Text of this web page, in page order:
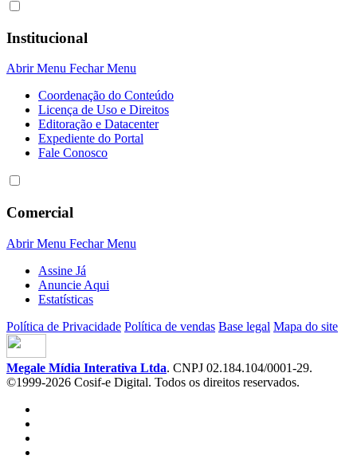
Institucional
Abrir Menu Fechar Menu
Coordenação do Conteúdo
Licença de Uso e Direitos
Editoração e Datacenter
Expediente do Portal
Fale Conosco
Comercial
Abrir Menu Fechar Menu
Assine Já
Anuncie Aqui
Estatísticas
Política de Privacidade Política de vendas Base legal Mapa do site
Megale Mídia Interativa Ltda. CNPJ 02.184.104/0001-29.
©1999-2026 Cosif-e Digital. Todos os direitos reservados.